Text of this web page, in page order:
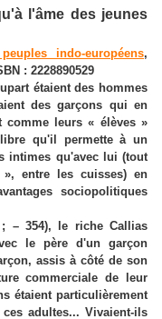
l'âme des jeunes
indo-européens,
: 2228890529
étaient des hommes
des garçons qui en
comme leurs « élèves »
qu'il permette à un
intimes qu'avec lui (tout
entre les cuisses) en
sociopolitiques
– 354), le riche Callias
le père d'un garçon
assis à côté de son
commerciale de leur
étaient particulièrement
adultes... Vivaient-ils